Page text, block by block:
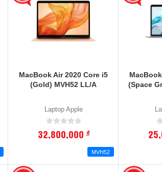
MacBook Air 2020 Core i5
(Gold) MVH52 LL/A
Laptop Apple
32,800,000đ
MVH52
(Space